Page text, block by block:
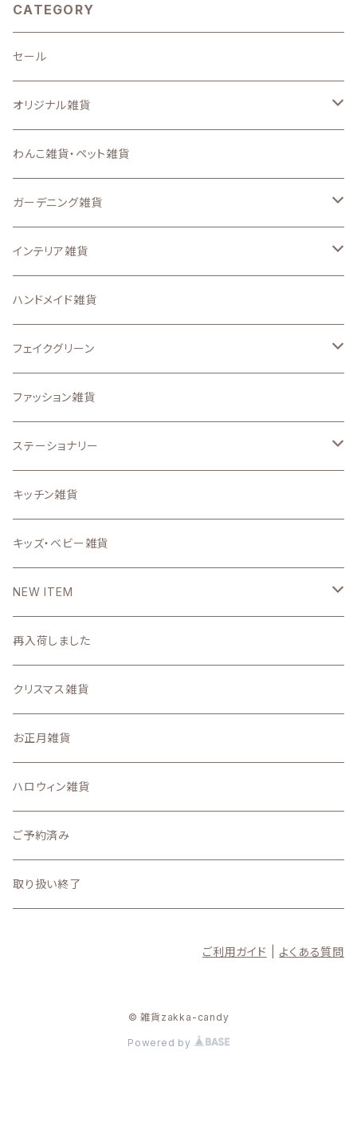
CATEGORY
セール
オリジナル雑貨
キーホルダー
ステンシルシート
スマートフォンケース、iPadケース
ステッカー
アイロンプリントシート
その他のオリジナル雑貨
うちの子グッズ
写真で作るうちの子グッズ
わんこ雑貨・ペット雑貨
ガーデニング雑貨
なし
ガーデン ピック
置物・オーナメント
.etcガーデン雑貨
インテリア雑貨
収納・インテリア用品
壁面、ハンギング雑貨
マット、マルチカバー
置物・オブジェ
インテリア雑貨小物
壁掛け時計・照明
DIYパーツ
ハンドメイド雑貨
フェイクグリーン
ドライフラワー
ファッション雑貨
ステーショナリー
スタンプ
ステーショナリー雑貨
キッチン雑貨
キッズ・ベビー雑貨
NEW ITEM
2026
7月
6月
2月
2025
11月の新着商品
10月の新着商品
再入荷しました
クリスマス雑貨
お正月雑貨
ハロウィン雑貨
ご予約済み
取り扱い終了
ご利用ガイド よくある質問
© 雑貨zakka-candy
Powered by